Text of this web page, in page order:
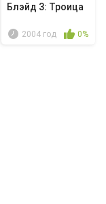
Блэйд 3: Троица
2004 год 0%